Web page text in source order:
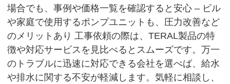
場合でも、事例や価格一覧を確認すると安心 – ビル
や家庭で使用するポンプユニットも、圧力改善など
のメリットあり 工事依頼の際は、TERAL製品の特
徴や対応サービスを見比べるとスムーズです。万一
のトラブルに迅速に対応できる会社を選べば、給水
や排水に関する不安が軽減します。気軽に相談し、